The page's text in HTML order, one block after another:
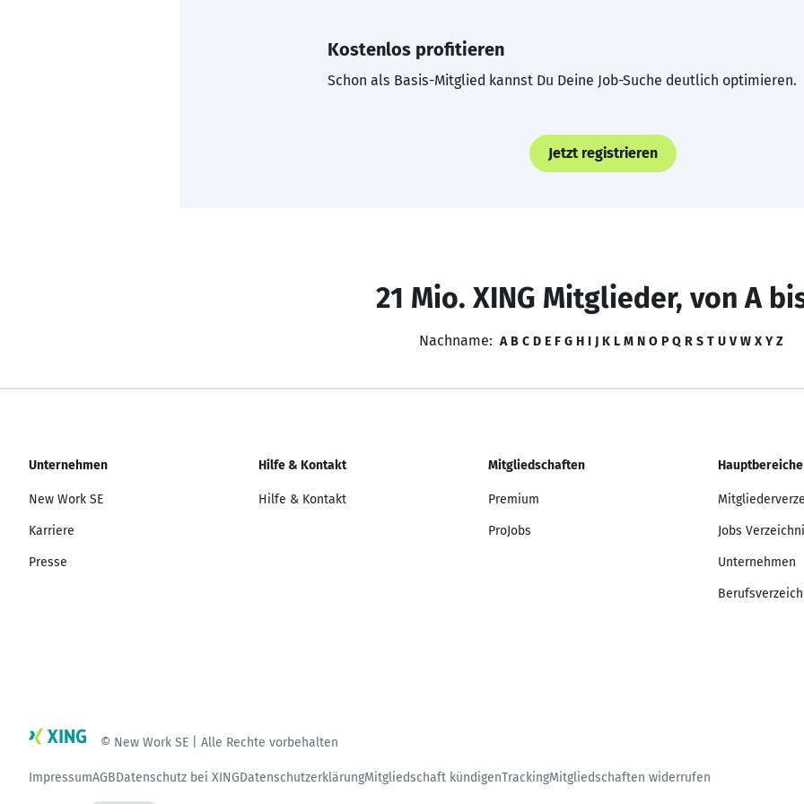
Kostenlos profitieren
Schon als Basis-Mitglied kannst Du Deine Job-Suche deutlich optimieren.
Jetzt registrieren
21 Mio. XING Mitglieder, von A
Nachname: A B C D E F G H I J K L M N O P Q R S T U V W X Y Z
Unternehmen
New Work SE
Karriere
Presse
Hilfe & Kontakt
Hilfe & Kontakt
Mitgliedschaften
Premium
ProJobs
Hauptbereiche
Jobs
Unternehmen
© New Work SE | Alle Rechte vorbehalten
ImpressumAGBDatenschutz bei XINGDatenschutzerklärungMitgliedschaft kündigenTrackingMitgliedschaften widerrufen